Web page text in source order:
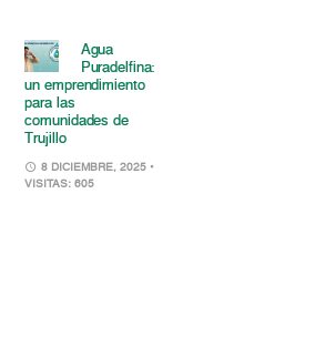
Agua
Puradelfina:
un emprendimiento
para las
comunidades de
Trujillo
8 DICIEMBRE, 2025 •
VISITAS: 605